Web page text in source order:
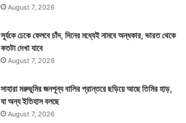
August 7, 2026
সূর্যকে ঢেকে ফেলবে চাঁদ, দিনের মধ্যেই নামবে অন্ধকার, ভারত থেকে
কতটা দেখা যাবে
August 7, 2026
সাহারা মরুভূমির জনশূন্য বালির প্রান্তরে ছড়িয়ে আছে তিমির হাড়,
যা অন্য ইতিহাস বলছে
August 7, 2026